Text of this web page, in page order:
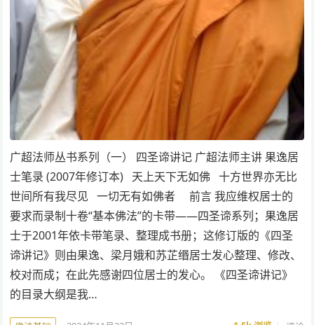
广超法师丛书系列（一） 四圣谛讲记 广超法师主讲 果逸居
士笔录 (2007年修订本) 天上天下无如佛 十方世界亦无比
世间所有我尽见 一切无有如佛者 前言 我应维权居士的
要求而录制十卷“基本佛法”的卡带——四圣谛系列；果逸居
士于2001年依卡带笔录、整理成书册；这修订版的《四圣
谛讲记》则由果逸、梁月娥和苏芷缗居士发心整理、修改、
校对而成；在此先感谢四位居士的发心。 《四圣谛讲记》
的目录大纲是我…